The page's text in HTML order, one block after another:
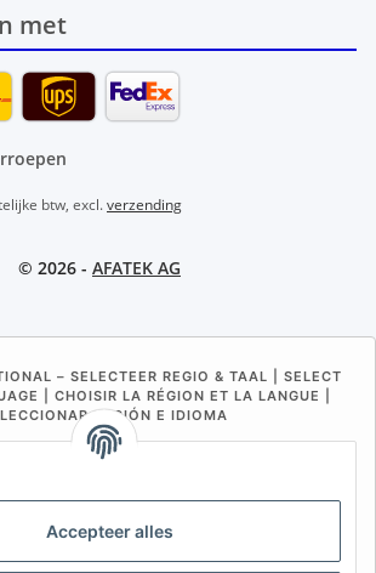
Accepteer alles
met
btw, excl.verzending
© 2026 - AFATEK AG
– SELECTEER REGIO & TAAL | SELECT
| CHOISIR LA RÉGION ET LA LANGUE |
REGIÓN E IDIOMA
BE (NL) BE (FR) NL